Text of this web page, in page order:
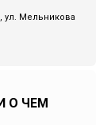
ул. Мельникова
О ЧЕМ